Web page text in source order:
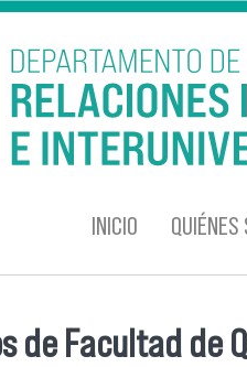
INICIO QUIÉNES
usted aquí
de Facultad de